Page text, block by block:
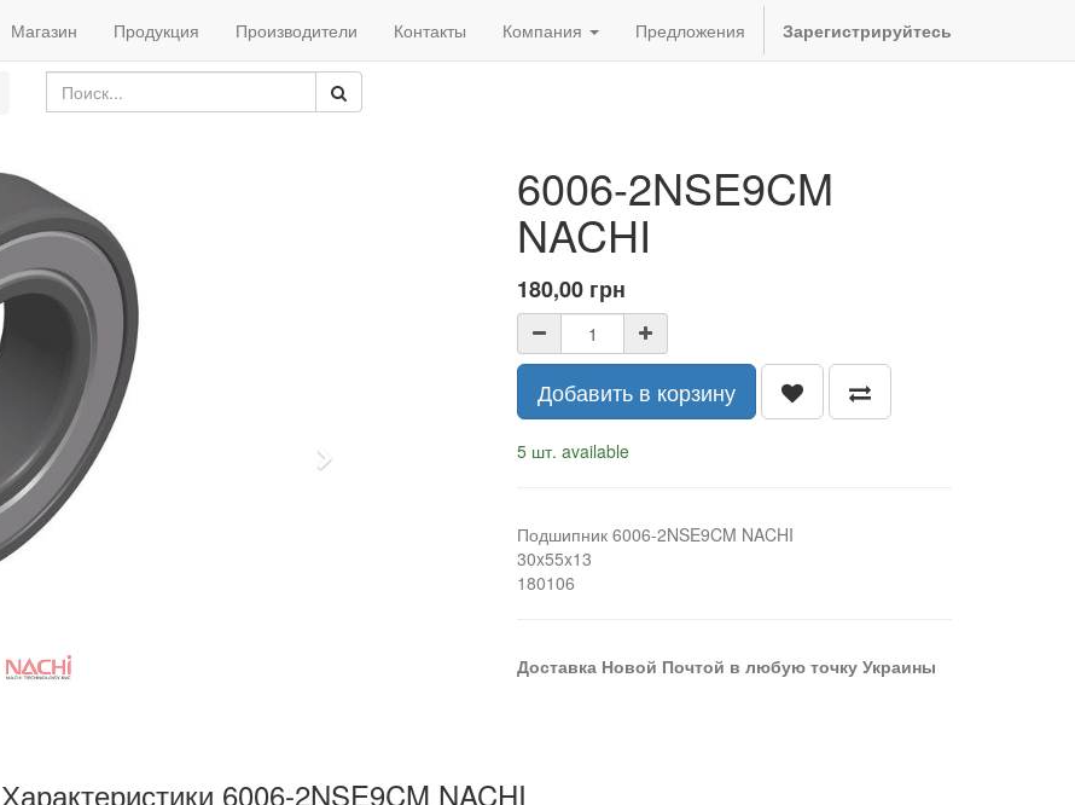
Магазин Продукция Производители Контакты Компания Предложения Зарегистрируйтесь
Next
6006-2NSE9CM
NACHI
180,00 грн
Добавить в корзину
5 шт. available
Подшипник 6006-2NSE9CM NACHI
30x55x13
180106
Доставка Новой Почтой в любую точку Украины
Характеристики 6006-2NSE9CM NACHI